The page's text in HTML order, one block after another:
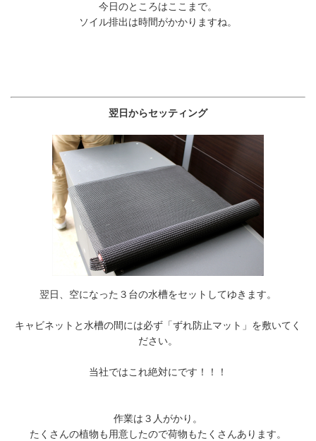
今日のところはここまで。
ソイル排出は時間がかかりますね。
翌日からセッティング
翌日、空になった３台の水槽をセットしてゆきます。
キャビネットと水槽の間には必ず「ずれ防止マット」を敷いてく
ださい。
当社ではこれ絶対にです！！！
作業は３人がかり。
たくさんの植物も用意したので荷物もたくさんあります。